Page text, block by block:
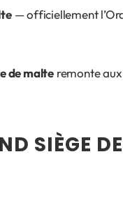
— officiellement
de malte remonte
SIÈGE